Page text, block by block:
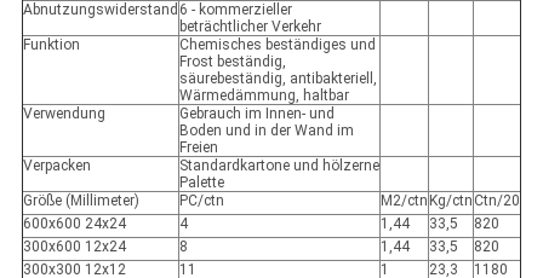
Abnutzungswiderstand 6 - kommerzieller
beträchtlicher Verkehr
Funktion
Chemisches beständiges und
Frost beständig,
säurebeständig, antibakteriell,
Wärmedämmung, haltbar
Verwendung
Gebrauch im Innen- und
Boden und in der Wand im
Freien
Verpacken
Standardkartone und hölzerne
Palette
Größe (Millimeter)
PC/ctn M2/ctn Kg/ctn Ctn/20
600x600 24x24
4 1,44 33,5
820
300x600 12x24
8 1,44 33,5
820
300x300 12x12
11 1 23,3 1180